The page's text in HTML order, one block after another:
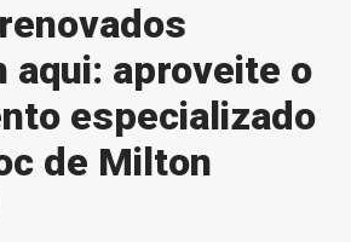
aqui: aproveite o
especializado
de Milton